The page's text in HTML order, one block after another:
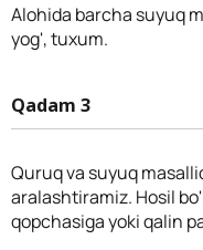
Alohida barcha suyuq
yog', tuxum.
Qadam 3
Quruq va suyuq
aralashtiramiz. Hosil
qopchasiga yoki qalin